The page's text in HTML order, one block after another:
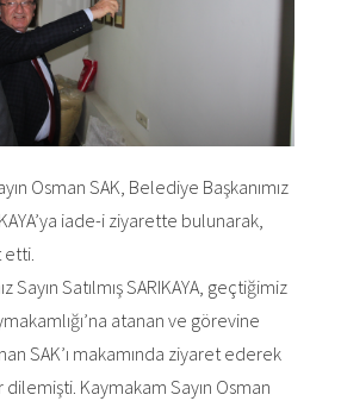
Osman SAK, Belediye Başkanımız
iade-i ziyarette bulunarak,
etti.
Sayın Satılmış SARIKAYA, geçtiğimiz
atanan ve görevine
SAK’ı makamında ziyaret ederek
Kaymakam Sayın Osman